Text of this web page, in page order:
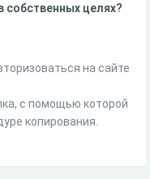
собственных целях?
на сайте
с помощью которой
копирования.